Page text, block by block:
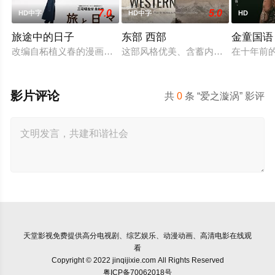
HD中字 7.0
旅途中的日子
改编自柘植义春的漫画《海边的抒景》《混沌洞的笨先生》，讲
HD中字 5.0
东部 西部
这部风格优美、含蓄内敛的西部片讲
HD
金童国语
在十年前
共0 条 “爱之漩涡” 影评
影片评论
天堂影视免费提供高分电视剧、综艺娱乐、动漫动画、高清电影在线观
看
Copyright © 2022 jinqijixie.com All Rights Reserved
粤ICP备70062018号